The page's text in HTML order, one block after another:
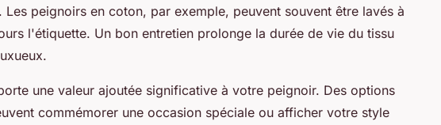
Les peignoirs en coton, par exemple, peuvent souvent être lavés à
l'étiquette. Un bon entretien prolonge la durée de vie du tissu
une valeur ajoutée significative à votre peignoir. Des options
commémorer une occasion spéciale ou afficher votre style